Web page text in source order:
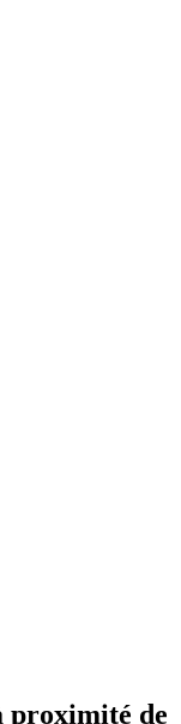
proximité de